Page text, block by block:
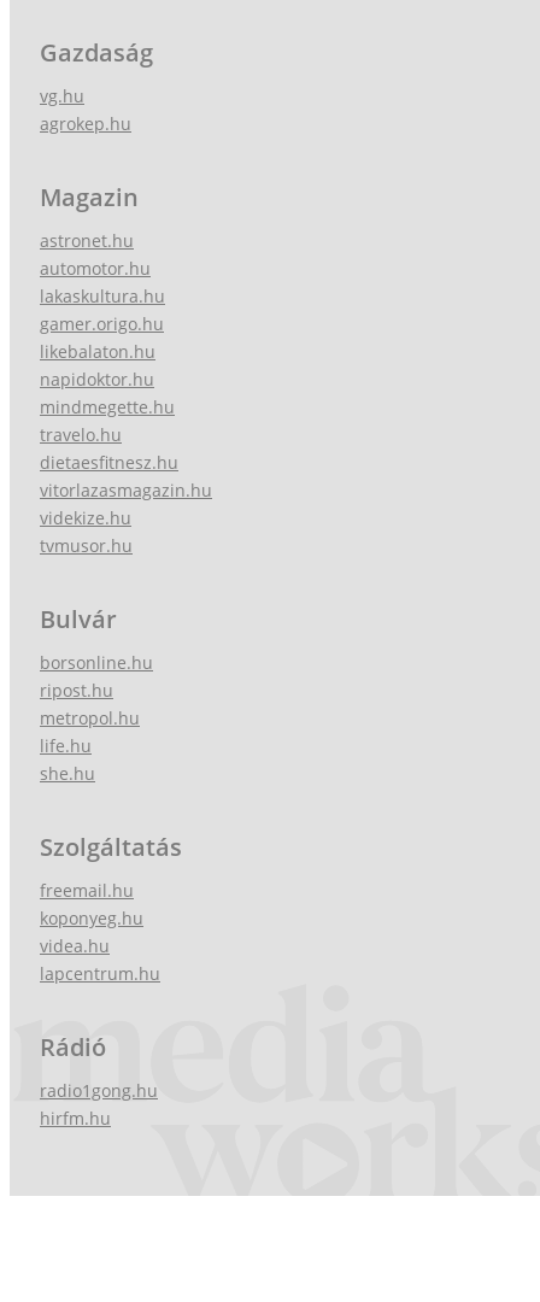
Gazdaság
vg.hu
agrokep.hu
Magazin
astronet.hu
automotor.hu
lakaskultura.hu
gamer.origo.hu
likebalaton.hu
napidoktor.hu
mindmegette.hu
travelo.hu
dietaesfitnesz.hu
vitorlazasmagazin.hu
videkize.hu
tvmusor.hu
Bulvár
borsonline.hu
ripost.hu
metropol.hu
life.hu
she.hu
Szolgáltatás
freemail.hu
koponyeg.hu
videa.hu
lapcentrum.hu
Rádió
radio1gong.hu
hirfm.hu